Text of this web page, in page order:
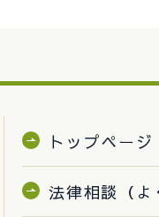
トップページ
法律相談（よ